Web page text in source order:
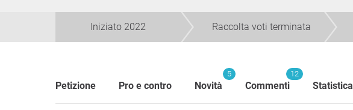
Iniziato 2022 Raccolta voti terminata
Petizione Pro e contro Novità
5
Commenti
12
Statistica